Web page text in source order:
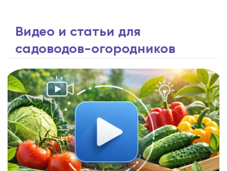
Видео и статьи для
садоводов-огородников